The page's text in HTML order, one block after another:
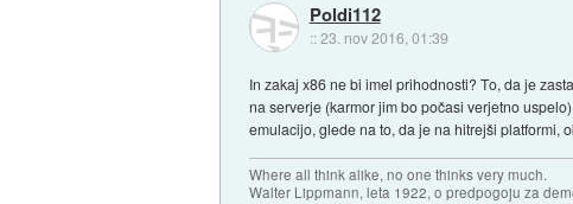
Poldi112
::23. nov 2016, 01:39
In zakaj x86 ne bi imel prihodnosti? To, da je
na serverje (karmor jim bo počasi verjetno
emulacijo, glede na to, da je na hitrejši platformi,
Where all think alike, no one thinks very much.
Walter Lippmann, leta 1922, o predpogoju za